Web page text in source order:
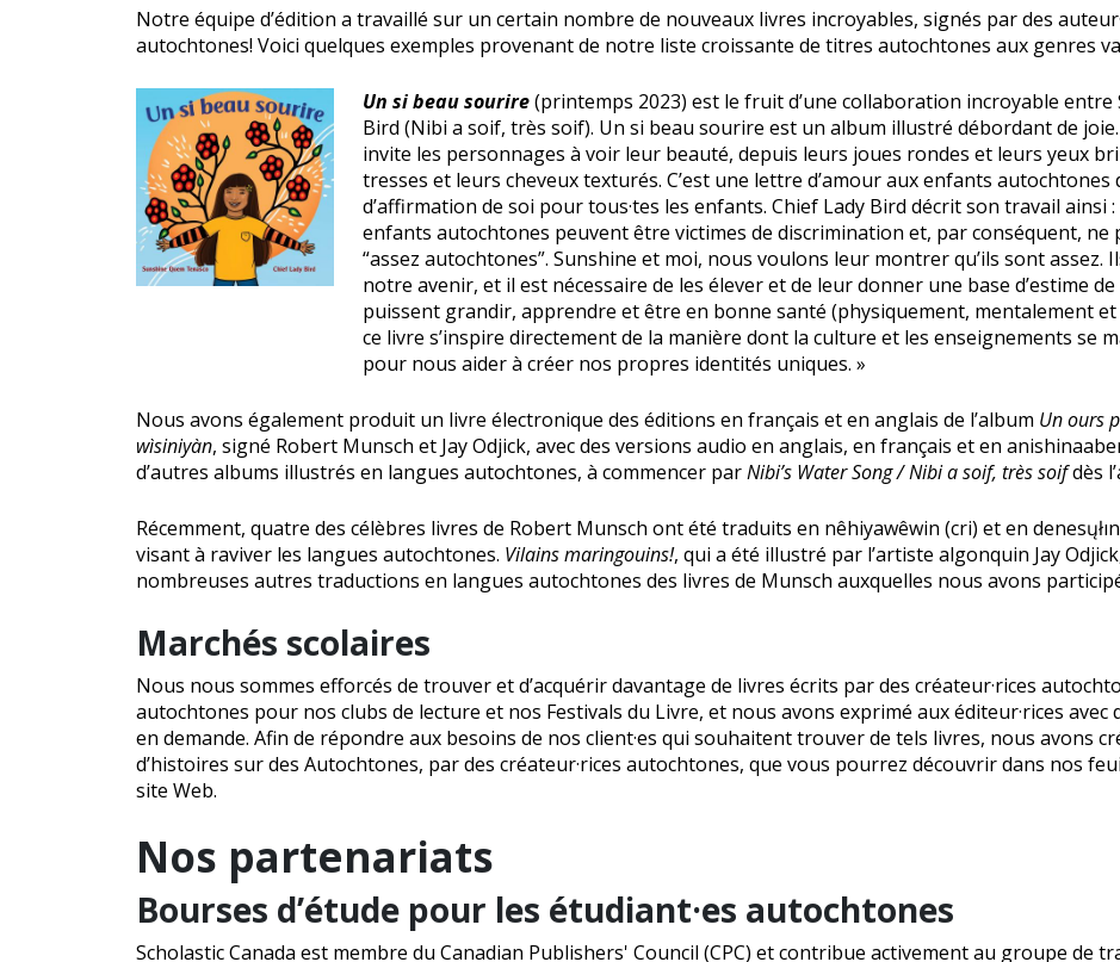
Notre équipe d’édition a travaillé sur un certain nombre de nouveaux livres incroyables, signés par des
autochtones! Voici quelques exemples provenant de notre liste croissante de titres autochtones aux genres
Un si beau sourire(printemps 2023) est le fruit d’une collaboration incroyable entre
Bird (Nibi a soif, très soif). Un si beau sourire est un album illustré débordant de
invite les personnages à voir leur beauté, depuis leurs joues rondes et leurs yeux
tresses et leurs cheveux texturés. C’est une lettre d’amour aux enfants
d’affirmation de soi pour tous·tes les enfants. Chief Lady Bird décrit son travail ainsi
enfants autochtones peuvent être victimes de discrimination et, par conséquent, ne
“assez autochtones”. Sunshine et moi, nous voulons leur montrer qu’ils sont assez.
notre avenir, et il est nécessaire de les élever et de leur donner une base d’estime
puissent grandir, apprendre et être en bonne santé (physiquement, mentalement
ce livre s’inspire directement de la manière dont la culture et les enseignements se
pour nous aider à créer nos propres identités uniques. »
Nous avons également produit un livre électronique des éditions en français et en anglais de l’album Un ours
wìsiniyàn, signé Robert Munsch et Jay Odjick, avec des versions audio en anglais, en français et en
d’autres albums illustrés en langues autochtones, à commencer parNibi’s Water Song / Nibi a soif, très soifdès
Récemment, quatre des célèbres livres de Robert Munsch ont été traduits en nêhiyawêwin (cri) et en
visant à raviver les langues autochtones. Vilains maringouins!, qui a été illustré par l’artiste algonquin Jay
nombreuses autres traductions en langues autochtones des livres de Munsch auxquelles nous avons
Marchés scolaires
Nous nous sommes efforcés de trouver et d’acquérir davantage de livres écrits par des créateur·rices
autochtones pour nos clubs de lecture et nos Festivals du Livre, et nous avons exprimé aux éditeur·rices
en demande. Afin de répondre aux besoins de nos client·es qui souhaitent trouver de tels livres, nous avons
d’histoires sur des Autochtones, par des créateur·rices autochtones, que vous pourrez découvrir dans nos
site Web.
Nos partenariats
Bourses d’étude pour les étudiant·es autochtones
Scholastic Canada est membre du Canadian Publishers' Council (CPC) et contribue activement au groupe de